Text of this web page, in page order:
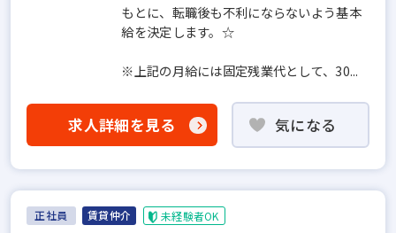
もとに、転職後も不利にならないよう基本
給を決定します。☆
※上記の月給には固定残業代として、30...
求人詳細を見る 気になる
正社員 賃貸仲介 未経験者OK